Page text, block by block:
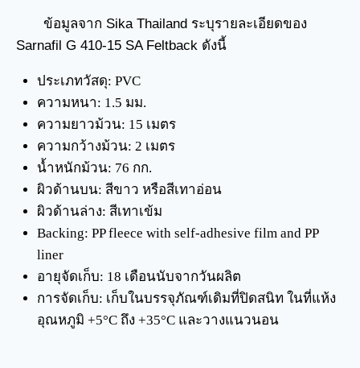
ข้อมูลจาก Sika Thailand ระบุรายละเอียดของ
Sarnafil G 410-15 SA Feltback ดังนี้
ประเภทวัสดุ: PVC
ความหนา: 1.5 มม.
ความยาวม้วน: 15 เมตร
ความกว้างม้วน: 2 เมตร
น้ำหนักม้วน: 76 กก.
ผิวด้านบน: สีขาว หรือสีเทาอ่อน
ผิวด้านล่าง: สีเทาเข้ม
Backing: PP fleece with self-adhesive film and PP
liner
อายุจัดเก็บ: 18 เดือนนับจากวันผลิต
การจัดเก็บ: เก็บในบรรจุภัณฑ์เดิมที่ปิดสนิท ในที่แห้ง
อุณหภูมิ +5°C ถึง +35°C และวางแนวนอน